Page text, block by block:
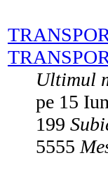
Ultimul
pe 15
199
5555